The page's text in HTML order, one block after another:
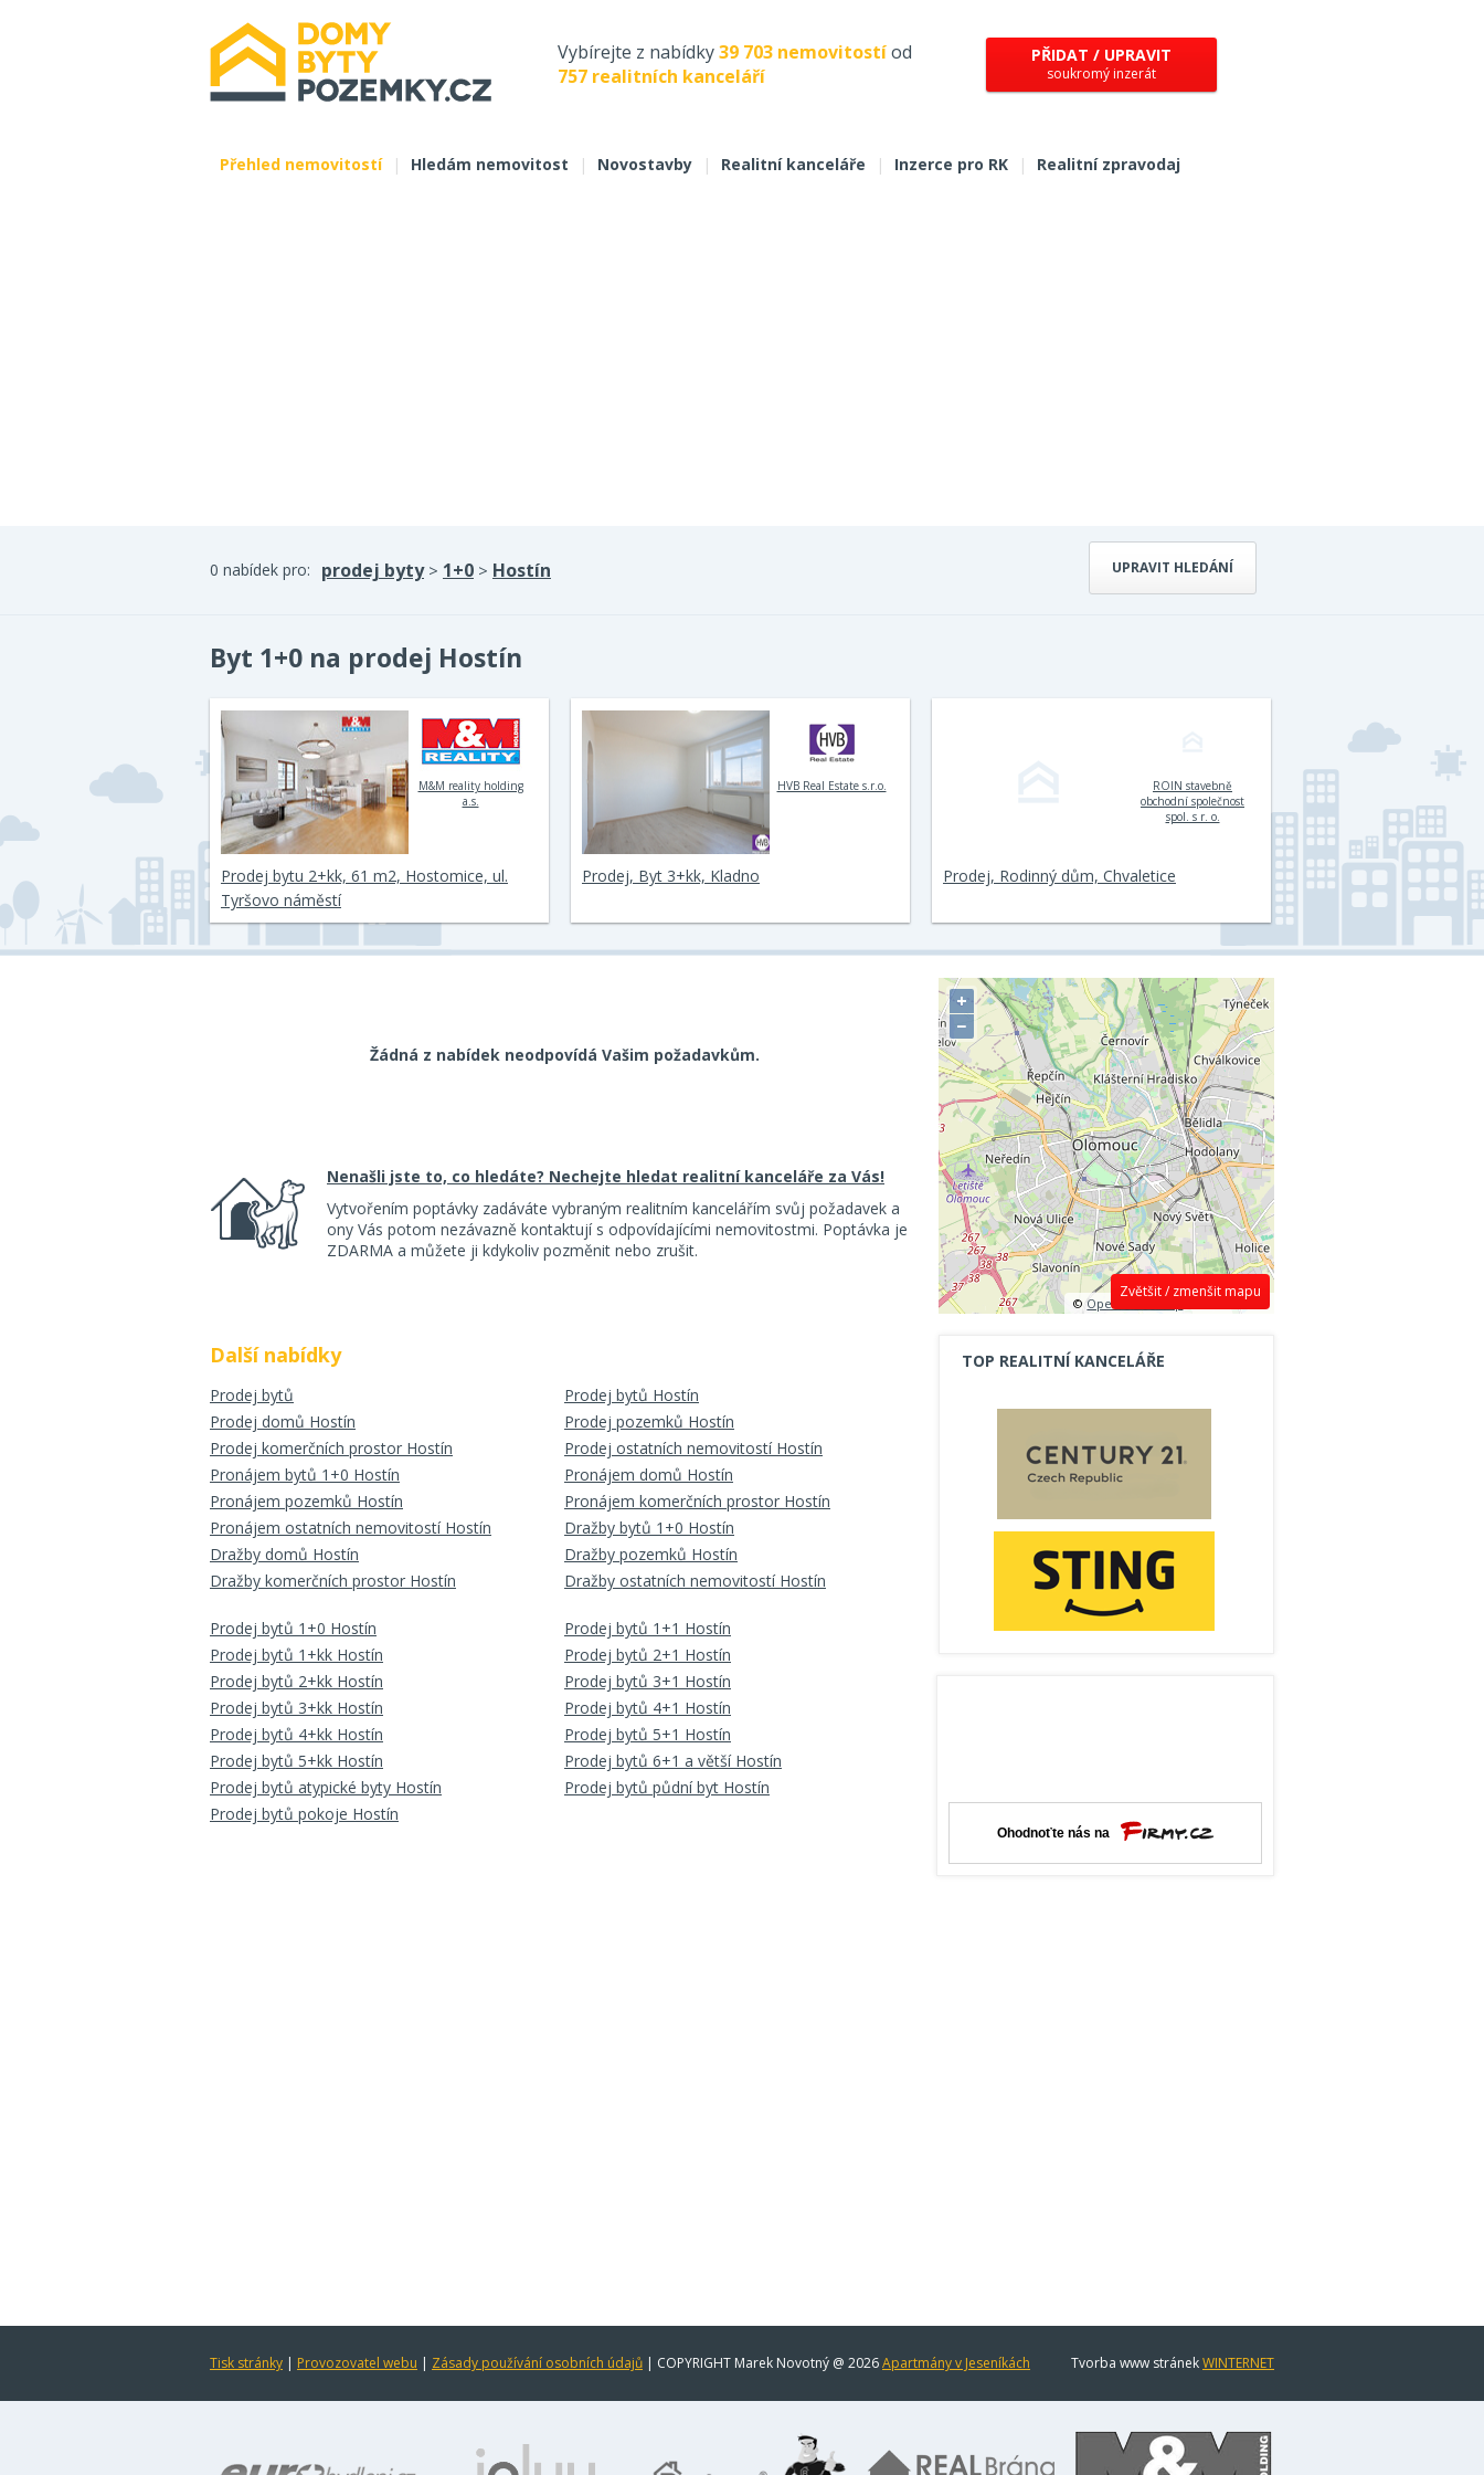
Vybírejte z nabídky39 703 nemovitostíod
757 realitních kanceláří
PŘIDAT / UPRAVIT
soukromý inzerát
Přehled nemovitostí | Hledám nemovitost | Novostavby | Realitní kanceláře | Inzerce pro RK | Realitní zpravodaj
UPRAVIT HLEDÁNÍ
0 nabídek pro: prodej byty> 1+0 > Hostín
Byt 1+0 na prodej Hostín
M&M reality holding
a.s.
Prodej bytu 2+kk, 61 m2, Hostomice, ul.
Tyršovo náměstí
HVB Real Estate s.r.o.
Prodej, Byt 3+kk, Kladno
ROIN stavebně
obchodní společnost
spol. s r. o.
Prodej, Rodinný dům, Chvaletice
Žádná z nabídek neodpovídá Vašim požadavkům.
Nenašli jste to, co hledáte? Nechejte hledat realitní kanceláře za Vás!
Vytvořením poptávky zadáváte vybraným realitním kancelářím svůj požadavek a
ony Vás potom nezávazně kontaktují s odpovídajícími nemovitostmi. Poptávka je
ZDARMA a můžete ji kdykoliv pozměnit nebo zrušit.
Další nabídky
Prodej bytů
Prodej bytů Hostín
Prodej domů Hostín
Prodej pozemků Hostín
Prodej komerčních prostor Hostín
Prodej ostatních nemovitostí Hostín
Pronájem bytů 1+0 Hostín
Pronájem domů Hostín
Pronájem pozemků Hostín
Pronájem komerčních prostor Hostín
Pronájem ostatních nemovitostí Hostín
Dražby bytů 1+0 Hostín
Dražby domů Hostín
Dražby pozemků Hostín
Dražby komerčních prostor Hostín
Dražby ostatních nemovitostí Hostín
Prodej bytů 1+0 Hostín
Prodej bytů 1+1 Hostín
Prodej bytů 1+kk Hostín
Prodej bytů 2+1 Hostín
Prodej bytů 2+kk Hostín
Prodej bytů 3+1 Hostín
Prodej bytů 3+kk Hostín
Prodej bytů 4+1 Hostín
Prodej bytů 4+kk Hostín
Prodej bytů 5+1 Hostín
Prodej bytů 5+kk Hostín
Prodej bytů 6+1 a větší Hostín
Prodej bytů atypické byty Hostín
Prodej bytů půdní byt Hostín
Prodej bytů pokoje Hostín
Zvětšit / zmenšit mapu
+
−
©OpenStreetMap contributors.
TOP REALITNÍ KANCELÁŘE
Tisk stránky | Provozovatel webu | Zásady používání osobních údajů | COPYRIGHT Marek Novotný @ 2026Apartmány v Jeseníkách Tvorba www stránekWINTERNET